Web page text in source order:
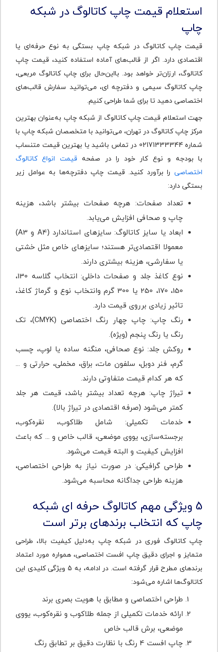
استعلام قیمت چاپ کاتالوگ در شبکه
چاپ
قیمت چاپ کاتالوگ در شبکه چاپ بستگی به نوع حرفه‌‌ای یا
اقتصادی دارد. اگر از قالب‌های آماده استفاده کنید، قیمت چاپ
کاتالوگ، ارزان‌تر خواهد بود. بااین‌حال برای چاپ کاتالوگ مربعی،
چاپ کاتالوگ سیمی و دفترچه ای، می‌توانید سفارش قالب‌های
اختصاصی دهید تا برای شما طراحی کنیم.
جهت استعلام قیمت چاپ کاتالوگ از شبکه چاپ به‌عنوان بهترین
مرکز چاپ کاتالوگ در تهران، می‌توانید با متخصصان شبکه چاپ با
شماره 02171333344 در تماس باشید یا بهترین قیمت متنساب
با بودجه و نوع کار خود را در صفحه قیمت انواع کاتالوگ
اختصاصی
را برآورد کنید. قیمت چاپ دفترچه‎‌ها به عوامل زیر
بستگی دارد:
تعداد صفحات: هرچه صفحات بیشتر باشد، هزینه
چاپ و صحافی افزایش می‌یابد.
ابعاد یا سایز کاتالوگ: سایزهای استاندارد (A4 و A3)
معمولا اقتصادی‌تر هستند؛ سایزهای خاص مثل خشتی
یا سفارشی، هزینه بیشتری دارند.
نوع کاغذ جلد و صفحات داخلی: انتخاب گلاسه 130،
150، 170، 250 یا 300 گرم وانتخاب نوع و گرماژ کاغذ،
تاثیر زیادی برروی قیمت دارد.
رنگ چاپ: چاپ چهار رنگ اختصاصی (CMYK)، تک
‌رنگ یا رنگ پنجم (ویژه).
روکش جلد: نوع صحافی، منگنه ساده یا لوپ، چسب
گرم، فنر دوبل، سلفون مات، براق، مخملی، حرارتی و ...
که هر کدام قیمت متفاوتی دارند.
تیراژ چاپ: هرچه تعداد بیشتر باشد، قیمت هر جلد
کمتر می‌شود (صرفه اقتصادی در تیراژ بالا).
خدمات تکمیلی: شامل طلاکوب، نقره‌کوب،
برجسته‌سازی، یووی موضعی، قالب خاص و ... که باعث
افزایش کیفیت و البته قیمت می‌شود.
طراحی گرافیکی: در صورت نیاز به طراحی اختصاصی،
هزینه طراحی جداگانه محاسبه می‌شود.
5 ویژگی مهم کاتالوگ حرفه ای شبکه
چاپ که انتخاب برندهای برتر است
چاپ کاتالوگ فوری در شبکه چاپ به‌دلیل کیفیت بالا، طراحی
متمایز و اجرای دقیق چاپ افست اختصاصی، همواره مورد اعتماد
برندهای مطرح قرار گرفته‌ است. در ادامه، به 5 ویژگی کلیدی این
کاتالوگ‌ها اشاره می‌شود:
طراحی اختصاصی و مطابق با هویت بصری برند
ارائه خدمات تکمیلی از جمله طلاکوب و نقره‌کوب، یووی
موضعی، برش قالب خاص
چاپ افست 4 رنگ با نظارت دقیق بر تطابق رنگ